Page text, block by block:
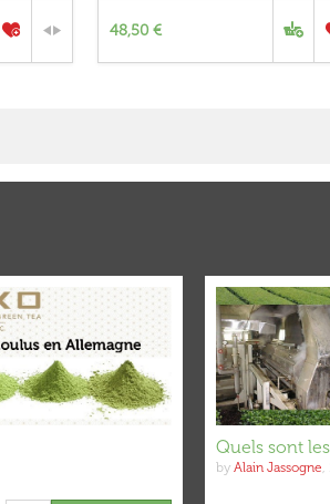
48,50 €
Quels sont
by Alain Jassogne,